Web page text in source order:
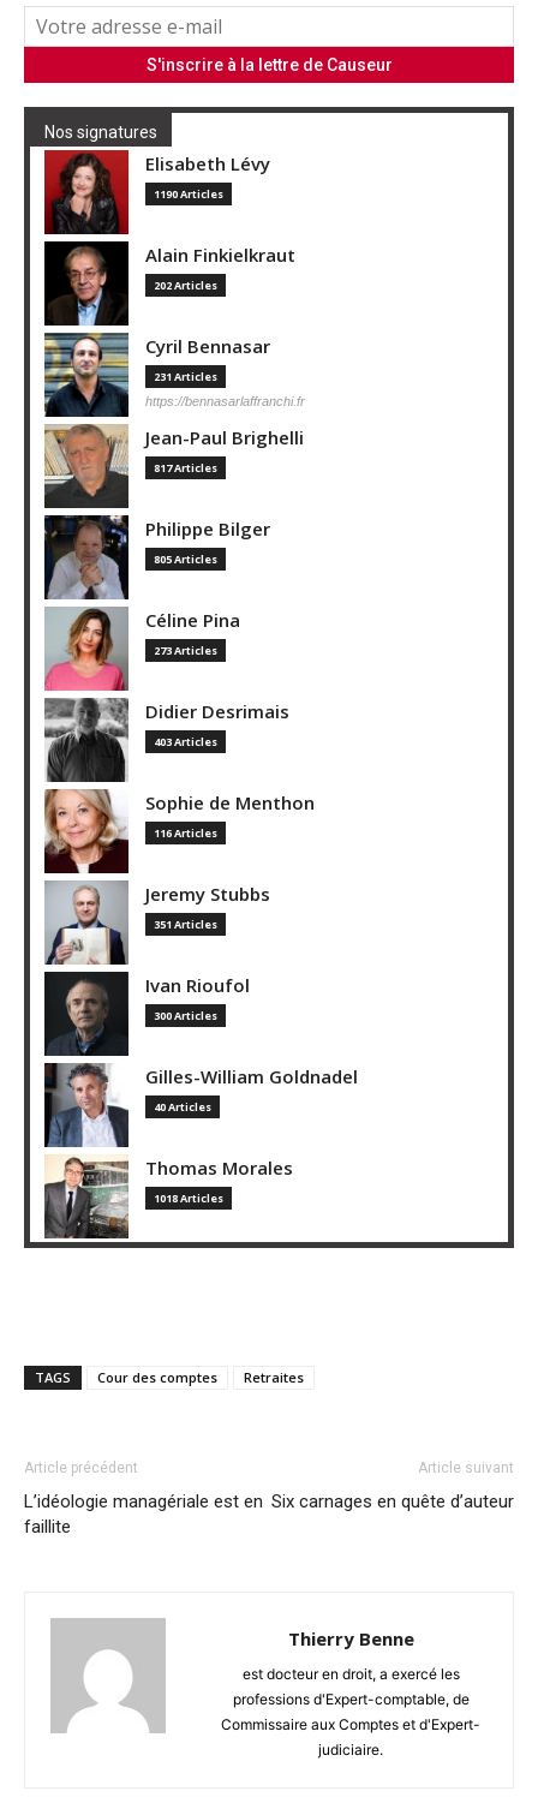
Nos signatures
Elisabeth Lévy
1190 Articles
Alain Finkielkraut
202 Articles
Cyril Bennasar
231 Articles
https://bennasarlaffranchi.fr
Jean-Paul Brighelli
817 Articles
Philippe Bilger
805 Articles
Céline Pina
273 Articles
Didier Desrimais
403 Articles
Sophie de Menthon
116 Articles
Jeremy Stubbs
351 Articles
Ivan Rioufol
300 Articles
Gilles-William Goldnadel
40 Articles
Thomas Morales
1018 Articles
TAGS Cour des comptes Retraites
Article précédent
L’idéologie managériale est en
faillite
Article suivant
Six carnages en quête d’auteur
Thierry Benne
est docteur en droit, a exercé les
professions d'Expert-comptable, de
Commissaire aux Comptes et d'Expert-
judiciaire.